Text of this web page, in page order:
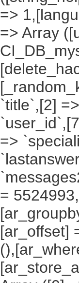
=>
=> Array
`title`,[2]
=>
=
[ar_offset]